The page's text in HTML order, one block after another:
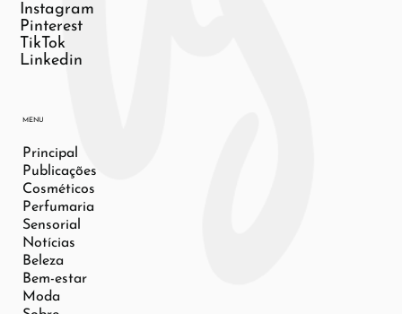
Instagram
Pinterest
TikTok
Linkedin
MENU
Principal
Publicações
Cosméticos
Perfumaria
Sensorial
Notícias
Beleza
Bem-estar
Moda